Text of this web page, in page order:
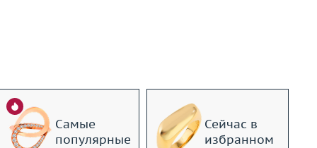
Самые
популярные
Сейчас в
избранном